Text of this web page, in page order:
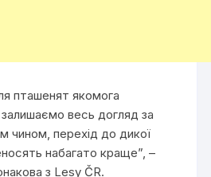
пташенят якомога
залишаємо весь догляд за
чином, перехід до дикої
набагато краще”, –
з Lesy ČR.